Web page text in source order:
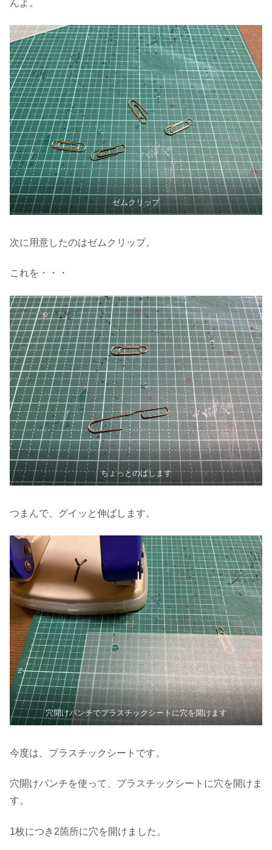
んよ。
ゼムクリップ
次に用意したのはゼムクリップ。
これを・・・
ちょっとのばします
つまんで、グイッと伸ばします。
穴開けパンチでプラスチックシートに穴を開けます
今度は、プラスチックシートです。
穴開けパンチを使って、プラスチックシートに穴を開けま
す。
1枚につき2箇所に穴を開けました。